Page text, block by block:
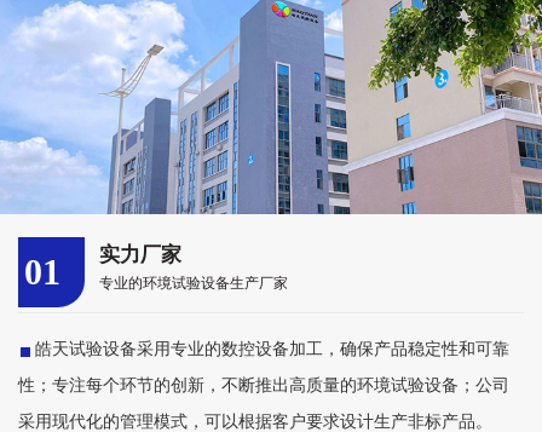
01 实力厂家
专业的环境试验设备生产厂家
皓天试验设备采用专业的数控设备加工，确保产品稳定性和可靠
性；专注每个环节的创新，不断推出高质量的环境试验设备；公司
采用现代化的管理模式，可以根据客户要求设计生产非标产品。